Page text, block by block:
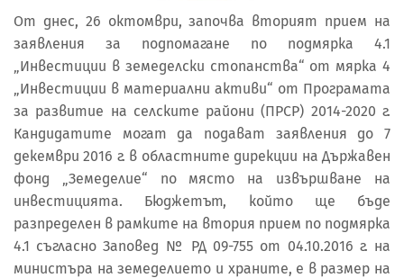
От днес, 26 октомври, започва вторият прием на
заявления за подпомагане по подмярка 4.1
„Инвестиции в земеделски стопанства“ от мярка 4
„Инвестиции в материални активи“ от Програмата
за развитие на селските райони (ПРСР) 2014-2020 г.
Кандидатите могат да подават заявления до 7
декември 2016 г. в областните дирекции на Държавен
фонд „Земеделие“ по място на извършване на
инвестицията. Бюджетът, който ще бъде
разпределен в рамките на втория прием по подмярка
4.1 съгласно Заповед № РД 09-755 от 04.10.2016 г. на
министъра на земеделието и храните, е в размер на